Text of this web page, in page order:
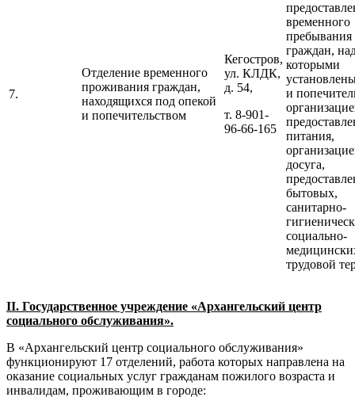
7.
Отделение временного
проживания граждан,
находящихся под опекой
и попечительством
Кегостров,
ул. КЛДК,
д. 54,
т. 8-901-
96-66-165
временного
пребывания
граждан,
которыми
и
питания,
досуга,
бытовых,
санитарно-
социально-
трудовой
II. Государственное учреждение «Архангельский центр
социального обслуживания».
В «Архангельский центр социального обслуживания»
функционируют 17 отделений, работа которых направлена на
оказание социальных услуг гражданам пожилого возраста и
инвалидам, проживающим в городе: